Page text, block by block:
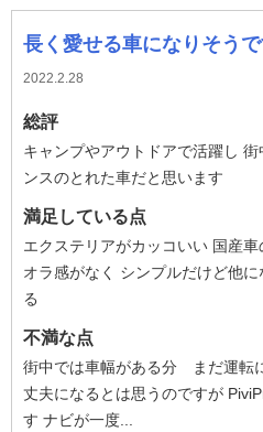
長く愛せる車になりそう
2022.2.28
総評
キャンプやアウトドアで活躍し
ンスのとれた車だと思います
満足している点
エクステリアがカッコいい 国産
オラ感がなく シンプルだけど他
る
不満な点
街中では車幅がある分 まだ運転
丈夫になるとは思うのですが
す ナビが一度...